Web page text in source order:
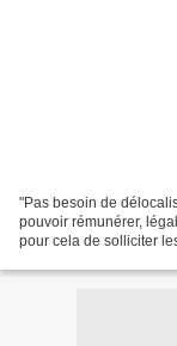
"Pas besoin de
pouvoir rémunérer,
pour cela de solliciter